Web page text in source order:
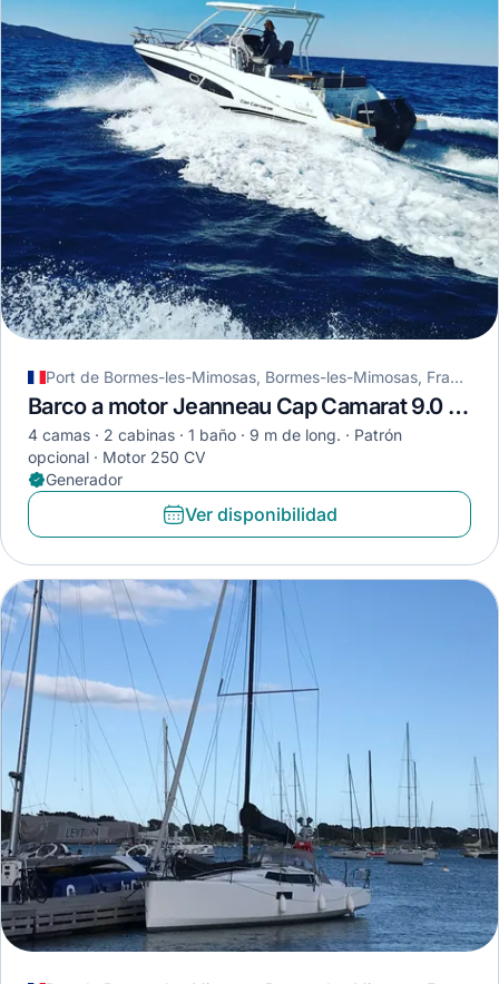
Port de Bormes-les-Mimosas, Bormes-les-Mimosas, Francia
Barco a motor Jeanneau Cap Camarat 9.0 WA · 2021
4 camas 2 cabinas 1 baño 9 m de long.
Patrón
opcional
Motor 250 CV
Generador
Ver disponibilidad